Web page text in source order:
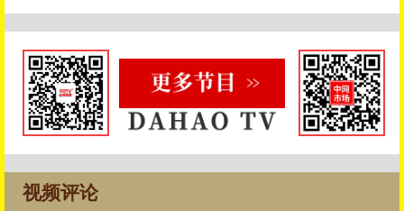
视频评论